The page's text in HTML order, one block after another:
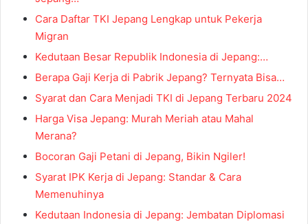
Cara Daftar TKI Jepang Lengkap untuk Pekerja
Migran
Kedutaan Besar Republik Indonesia di Jepang:…
Berapa Gaji Kerja di Pabrik Jepang? Ternyata Bisa…
Syarat dan Cara Menjadi TKI di Jepang Terbaru 2024
Harga Visa Jepang: Murah Meriah atau Mahal
Merana?
Bocoran Gaji Petani di Jepang, Bikin Ngiler!
Syarat IPK Kerja di Jepang: Standar & Cara
Memenuhinya
Kedutaan Indonesia di Jepang: Jembatan Diplomasi